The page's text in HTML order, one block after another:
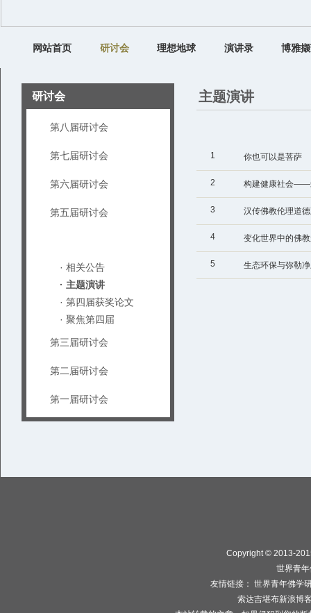
网站首页 研讨会 理想地球 演讲录 博雅
研讨会
第八届研讨会
第七届研讨会
第六届研讨会
第五届研讨会
· 相关公告
· 主题演讲
· 第四届获奖论文
· 聚焦第四届
第三届研讨会
第二届研讨会
第一届研讨会
主题演讲
1 你也可以是菩萨
2 构建健康社会——
值观
3 汉传佛教伦理道
4 变化世界中的佛
5 生态环保与弥勒
Copyright © 2013-
世界青
友情链接： 世界青年佛学
索达吉堪布新浪博